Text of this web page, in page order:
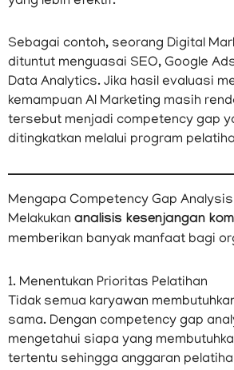
Sebagai contoh, seorang Digital
dituntut menguasai SEO, Google
Data Analytics. Jika hasil evaluasi
kemampuan AI Marketing masih
tersebut menjadi competency gap
ditingkatkan melalui program
Mengapa Competency Gap Analysis
Melakukan analisis kesenjangan
memberikan banyak manfaat bagi
1. Menentukan Prioritas Pelatihan
Tidak semua karyawan
sama. Dengan competency gap
mengetahui siapa yang
tertentu sehingga anggaran